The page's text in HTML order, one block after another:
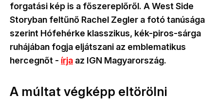
forgatási kép is a főszereplőről. A West Side
Storyban feltűnő Rachel Zegler a fotó tanúsága
szerint Hófehérke klasszikus, kék-piros-sárga
ruhájában fogja eljátszani az emblematikus
hercegnőt - írja az IGN Magyarország.
A múltat végképp eltörölni